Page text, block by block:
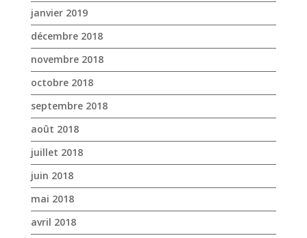
janvier 2019
décembre 2018
novembre 2018
octobre 2018
septembre 2018
août 2018
juillet 2018
juin 2018
mai 2018
avril 2018